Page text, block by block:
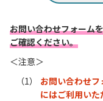
お問い合わせフォーム
ご確認ください。
＜注意＞
お問い合わせ
にはご利用いた